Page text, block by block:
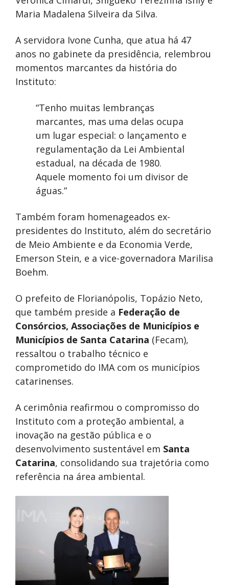
Maria Madalena Silveira da Silva.
A servidora Ivone Cunha, que atua há 47
anos no gabinete da presidência, relembrou
momentos marcantes da história do
Instituto:
“Tenho muitas lembranças
marcantes, mas uma delas ocupa
um lugar especial: o lançamento e
regulamentação da Lei Ambiental
estadual, na década de 1980.
Aquele momento foi um divisor de
águas.”
Também foram homenageados ex-
presidentes do Instituto, além do secretário
de Meio Ambiente e da Economia Verde,
Emerson Stein, e a vice-governadora Marilisa
Boehm.
O prefeito de Florianópolis, Topázio Neto,
que também preside a Federação de
Consórcios, Associações de Municípios e
Municípios de Santa Catarina (Fecam),
ressaltou o trabalho técnico e
comprometido do IMA com os municípios
catarinenses.
A cerimônia reafirmou o compromisso do
Instituto com a proteção ambiental, a
inovação na gestão pública e o
desenvolvimento sustentável em Santa
Catarina, consolidando sua trajetória como
referência na área ambiental.